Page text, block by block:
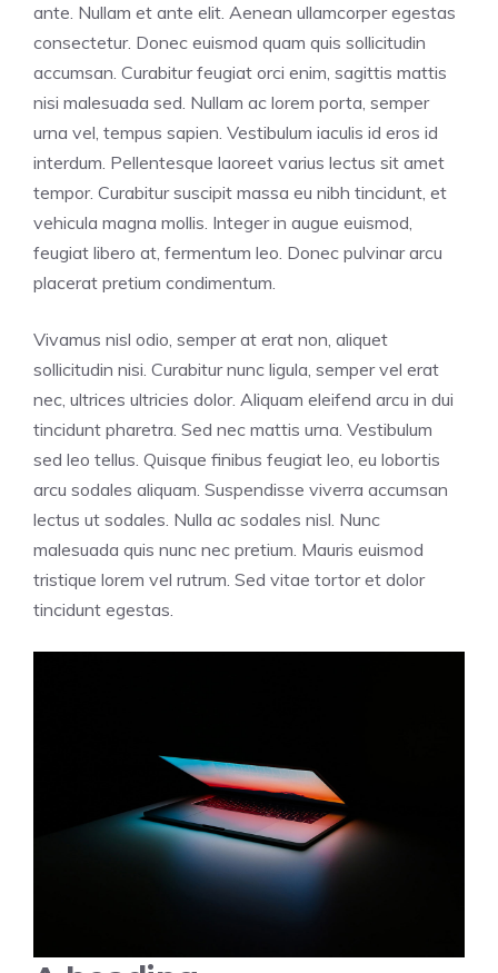
ante. Nullam et ante elit. Aenean ullamcorper egestas
consectetur. Donec euismod quam quis sollicitudin
accumsan. Curabitur feugiat orci enim, sagittis mattis
nisi malesuada sed. Nullam ac lorem porta, semper
urna vel, tempus sapien. Vestibulum iaculis id eros id
interdum. Pellentesque laoreet varius lectus sit amet
tempor. Curabitur suscipit massa eu nibh tincidunt, et
vehicula magna mollis. Integer in augue euismod,
feugiat libero at, fermentum leo. Donec pulvinar arcu
placerat pretium condimentum.
Vivamus nisl odio, semper at erat non, aliquet
sollicitudin nisi. Curabitur nunc ligula, semper vel erat
nec, ultrices ultricies dolor. Aliquam eleifend arcu in dui
tincidunt pharetra. Sed nec mattis urna. Vestibulum
sed leo tellus. Quisque finibus feugiat leo, eu lobortis
arcu sodales aliquam. Suspendisse viverra accumsan
lectus ut sodales. Nulla ac sodales nisl. Nunc
malesuada quis nunc nec pretium. Mauris euismod
tristique lorem vel rutrum. Sed vitae tortor et dolor
tincidunt egestas.